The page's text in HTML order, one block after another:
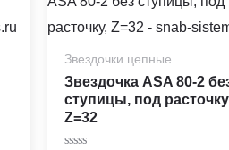
Звездочки цепные
Звездочка ASA 80-2
ступицы, под
Z=32